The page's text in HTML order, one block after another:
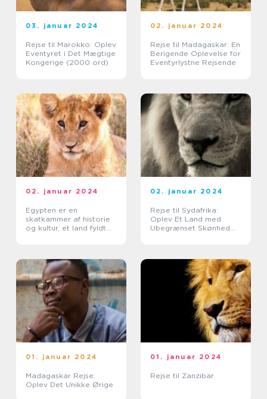
03. januar 2024
Rejse til Marokko: Oplev
Eventyret i Det Mægtige
Kongerige (2000 ord)
02. januar 2024
Rejse til Madagaskar: En
Berigende Oplevelse for
Eventyrlystne Rejsende
02. januar 2024
Egypten er en
skatkammer af historie
og kultur, et land fyldt
02. januar 2024
Rejse til Sydafrika:
Oplev Et Land med
Ubegrænset Skønhed
01. januar 2024
Madagaskar Rejse:
Oplev Det Unikke Ørige
01. januar 2024
Rejse til Zanzibar